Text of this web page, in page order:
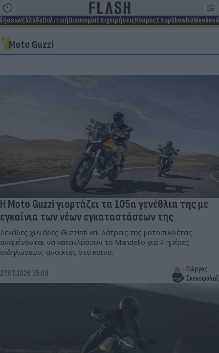
ΕλλάδαΠολιτικήΟικονομίαΕπιχειρήσειςΚόσμοςΣπορShowbizWeekend
Moto Guzzi
Η Moto Guzzi γιορτάζει τα 105α γενέθλια της με
εγκαίνια των νέων εγκαταστάσεων της
Δεκάδες χιλιάδες Guzzisti και λάτρεις της μοτοσυκλέτας
αναμένονται να κατακλύσουν το Mandello για 4 ημέρες
εκδηλώσεων, ανοικτές στο κοινό.
27.07.2026 15:00
Γιώργος
Σκευοφύλαξ